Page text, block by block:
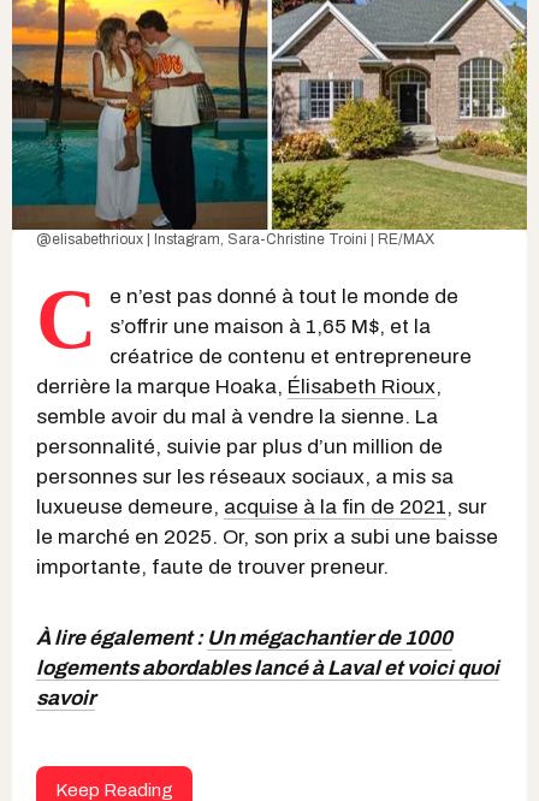
@elisabethrioux | Instagram, Sara-Christine Troini | RE/MAX
C
e n’est pas donné à tout le monde de
s’offrir une maison à 1,65 M$, et la
créatrice de contenu et entrepreneure
derrière la marque Hoaka, Élisabeth Rioux,
semble avoir du mal à vendre la sienne. La
personnalité, suivie par plus d’un million de
personnes sur les réseaux sociaux, a mis sa
luxueuse demeure, acquise à la fin de 2021, sur
le marché en 2025. Or, son prix a subi une baisse
importante, faute de trouver preneur.
À lire également : Un mégachantier de 1000
logements abordables lancé à Laval et voici quoi
savoir
Keep Reading